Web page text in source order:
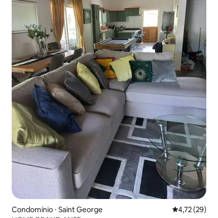
Condomínio ⋅ Saint George 4,72 de uma
4,72 (29)